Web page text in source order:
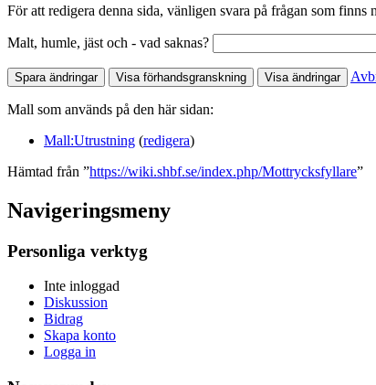
För att redigera denna sida, vänligen svara på frågan som finns
Malt, humle, jäst och - vad saknas?
Mall som används på den här sidan:
Mall:Utrustning (redigera)
Hämtad från ”https://wiki.shbf.se/index.php/Mottrycksfyllare”
Navigeringsmeny
Personliga verktyg
Inte inloggad
Diskussion
Bidrag
Skapa konto
Logga in